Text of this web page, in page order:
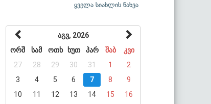
ყველა სიახლის ნახვა
აგვ, 2026
ორშ
სამ ოთხ ხუთ პარ შაბ
კვი
27
28 29 30 31 1
2
3
4 5 6 7 8
9
10
11 12 13 14 15
16